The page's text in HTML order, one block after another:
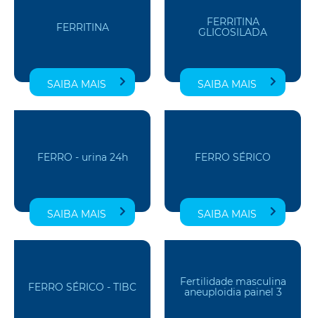
FERRITINA
SAIBA MAIS
FERRITINA
GLICOSILADA
SAIBA MAIS
FERRO - urina 24h
SAIBA MAIS
FERRO SÉRICO
SAIBA MAIS
FERRO SÉRICO - TIBC
Fertilidade masculina
aneuploidia painel 3